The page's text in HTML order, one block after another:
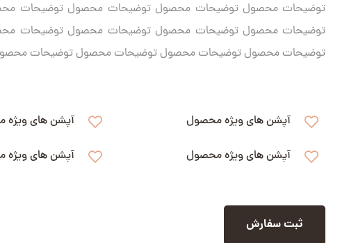
توضیحات محصول توضیحات محصول توضیحات محصول توضیحات
توضیحات محصول توضیحات محصول توضیحات محصول توضیحات
توضیحات محصول توضیحات محصول توضیحات محصول توضیحات
آپشن های ویژه محصول آپشن های
آپشن های ویژه محصول آپشن های
ثبت سفارش